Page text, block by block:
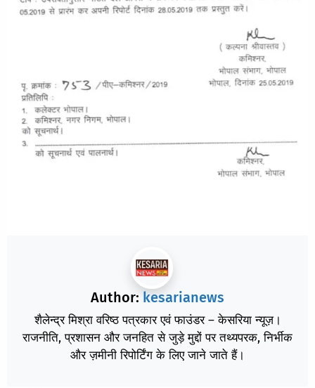
Author: kesarianews
शैलेन्द्र मिश्रा वरिष्ठ पत्रकार एवं फाउंडर – केसरिया न्यूज़।
राजनीति, प्रशासन और जनहित से जुड़े मुद्दों पर तथ्यपरक, निर्भीक
और ज़मीनी रिपोर्टिंग के लिए जाने जाते हैं।